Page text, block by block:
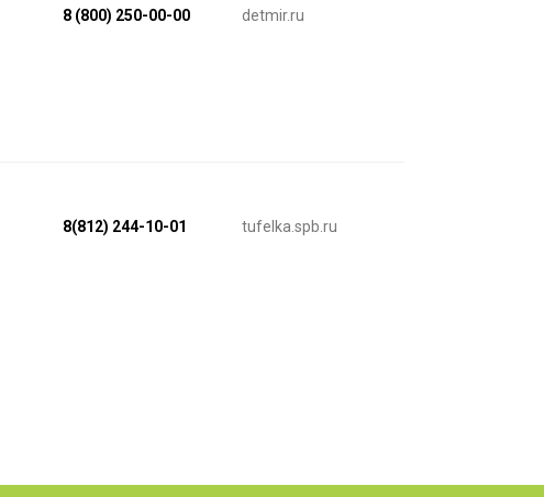
8 (800) 250-00-00 detmir.ru
8(812) 244-10-01 tufelka.spb.ru